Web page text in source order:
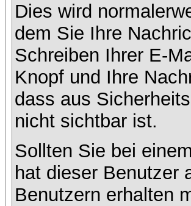
Dies wird
dem Sie Ihre
Schreiben Ihrer E-
Knopf und Ihre
dass aus
nicht sichtbar ist.
Sollten Sie bei
hat dieser Benutzer
Benutzern erhalten